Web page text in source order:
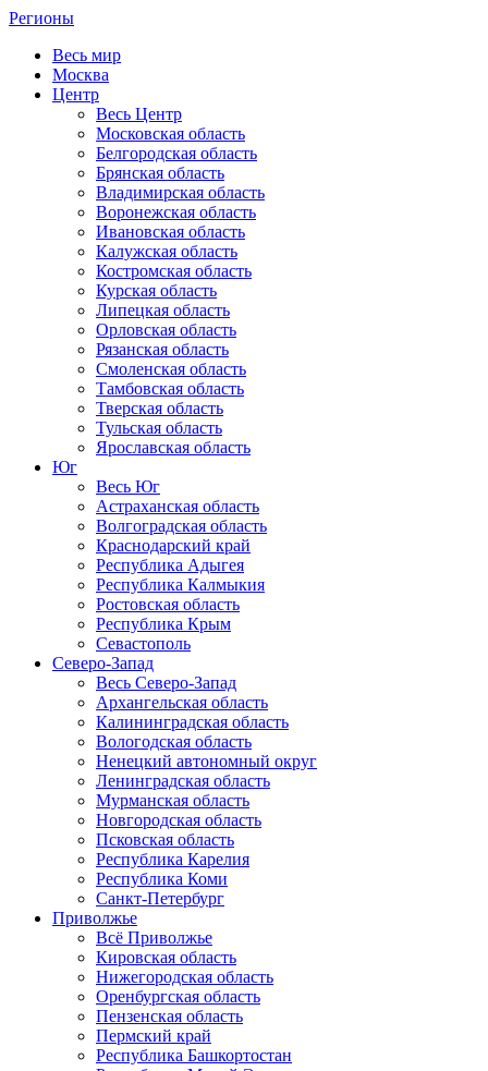
Регионы
Весь мир
Москва
Центр
Весь Центр
Московская область
Белгородская область
Брянская область
Владимирская область
Воронежская область
Ивановская область
Калужская область
Костромская область
Курская область
Липецкая область
Орловская область
Рязанская область
Смоленская область
Тамбовская область
Тверская область
Тульская область
Ярославская область
Юг
Весь Юг
Астраханская область
Волгоградская область
Краснодарский край
Республика Адыгея
Республика Калмыкия
Ростовская область
Республика Крым
Севастополь
Северо-Запад
Весь Северо-Запад
Архангельская область
Калининградская область
Вологодская область
Ненецкий автономный округ
Ленинградская область
Мурманская область
Новгородская область
Псковская область
Республика Карелия
Республика Коми
Санкт-Петербург
Приволжье
Всё Приволжье
Кировская область
Нижегородская область
Оренбургская область
Пензенская область
Пермский край
Республика Башкортостан